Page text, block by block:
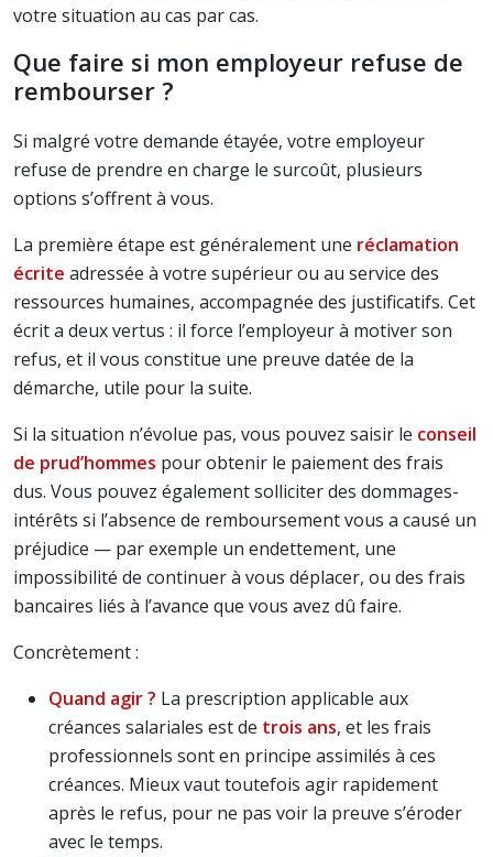
votre situation au cas par cas.
Que faire si mon employeur refuse de
rembourser ?
Si malgré votre demande étayée, votre employeur
refuse de prendre en charge le surcoût, plusieurs
options s’offrent à vous.
La première étape est généralement une réclamation
écrite adressée à votre supérieur ou au service des
ressources humaines, accompagnée des justificatifs. Cet
écrit a deux vertus : il force l’employeur à motiver son
refus, et il vous constitue une preuve datée de la
démarche, utile pour la suite.
Si la situation n’évolue pas, vous pouvez saisir le conseil
de prud’hommes pour obtenir le paiement des frais
dus. Vous pouvez également solliciter des dommages-
intérêts si l’absence de remboursement vous a causé un
préjudice — par exemple un endettement, une
impossibilité de continuer à vous déplacer, ou des frais
bancaires liés à l’avance que vous avez dû faire.
Concrètement :
Quand agir ? La prescription applicable aux
créances salariales est de trois ans, et les frais
professionnels sont en principe assimilés à ces
créances. Mieux vaut toutefois agir rapidement
après le refus, pour ne pas voir la preuve s’éroder
avec le temps.